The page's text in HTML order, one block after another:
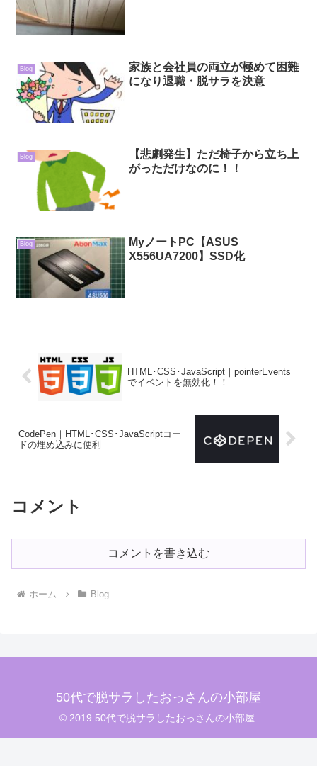
Blog
家族と会社員の両立が極めて困難
になり退職・脱サラを決意
Blog
【悲劇発生】ただ椅子から立ち上
がっただけなのに！！
Blog
MyノートPC【ASUS
X556UA7200】SSD化
HTML･CSS･JavaScript｜pointerEvents
でイベントを無効化！！
CodePen｜HTML･CSS･JavaScriptコー
ドの埋め込みに便利
コメント
コメントを書き込む
ホーム Blog
50代で脱サラしたおっさんの小部屋
© 2019 50代で脱サラしたおっさんの小部屋.